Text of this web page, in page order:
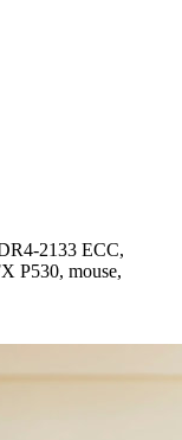
2133 ECC,
P530, mouse,